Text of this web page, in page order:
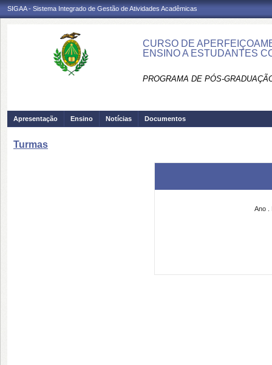
SIGAA - Sistema Integrado de Gestão de Atividades Acadêmicas
CURSO DE
ENSINO A ESTUDANTES
PROGRAMA DE PÓS-
Apresentação Ensino Notícias Documentos
Turmas
Ano